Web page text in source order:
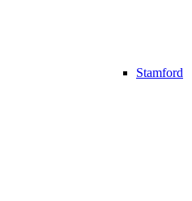
Stamford